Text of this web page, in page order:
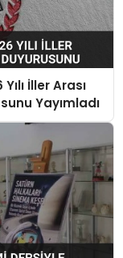
İller Arası
Yayımladı